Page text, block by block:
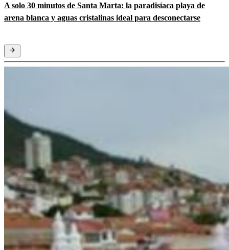
A solo 30 minutos de Santa Marta: la paradisíaca playa de
arena blanca y aguas cristalinas ideal para desconectarse